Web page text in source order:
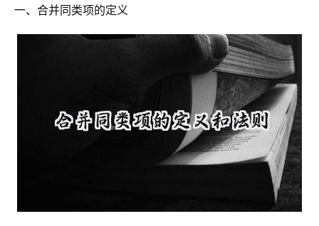
一、合并同类项的定义